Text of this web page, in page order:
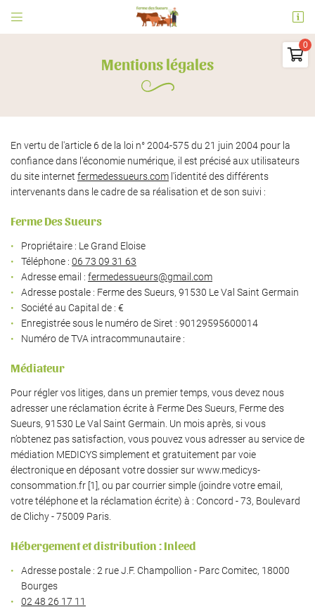
 

VALIDER VOTRE PANIER
Adresse email de réception
En cochant cette case, vous consentez à recevoir nos propositions commerciales à
utilisantle formulaire de désinscription
INSCRIPTION
Mentions légales
En vertu de l'article 6 de la loi n° 2004-575 du 21 juin 2004 pour la
confiance dans l'économie numérique, il est précisé aux utilisateurs
du site internet fermedessueurs.com l'identité des différents
intervenants dans le cadre de sa réalisation et de son suivi :
Ferme Des Sueurs
Propriétaire : Le Grand Eloise
Téléphone : 06 73 09 31 63
Adresse email :
Adresse postale : Ferme des Sueurs, 91530 Le Val Saint Germain
Société au Capital de : €
Enregistrée sous le numéro de Siret : 90129595600014
Numéro de TVA intracommunautaire :
Médiateur
Pour régler vos litiges, dans un premier temps, vous devez nous
adresser une réclamation écrite à Ferme Des Sueurs, Ferme des
Sueurs, 91530 Le Val Saint Germain. Un mois après, si vous
n’obtenez pas satisfaction, vous pouvez vous adresser au service de
médiation MEDICYS simplement et gratuitement par voie
électronique en déposant votre dossier sur www.medicys-
consommation.fr [1], ou par courrier simple (joindre votre email,
votre téléphone et la réclamation écrite) à : Concord - 73, Boulevard
de Clichy - 75009 Paris.
Hébergement et distribution : Inleed
Adresse postale : 2 rue J.F. Champollion - Parc Comitec, 18000
Bourges
02 48 26 17 11